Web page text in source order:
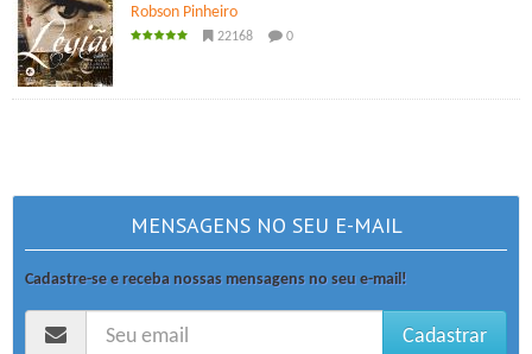
Robson Pinheiro
22168 0
MENSAGENS NO SEU E-MAIL
Cadastre-se e receba nossas mensagens no seu e-mail!
Cadastrar